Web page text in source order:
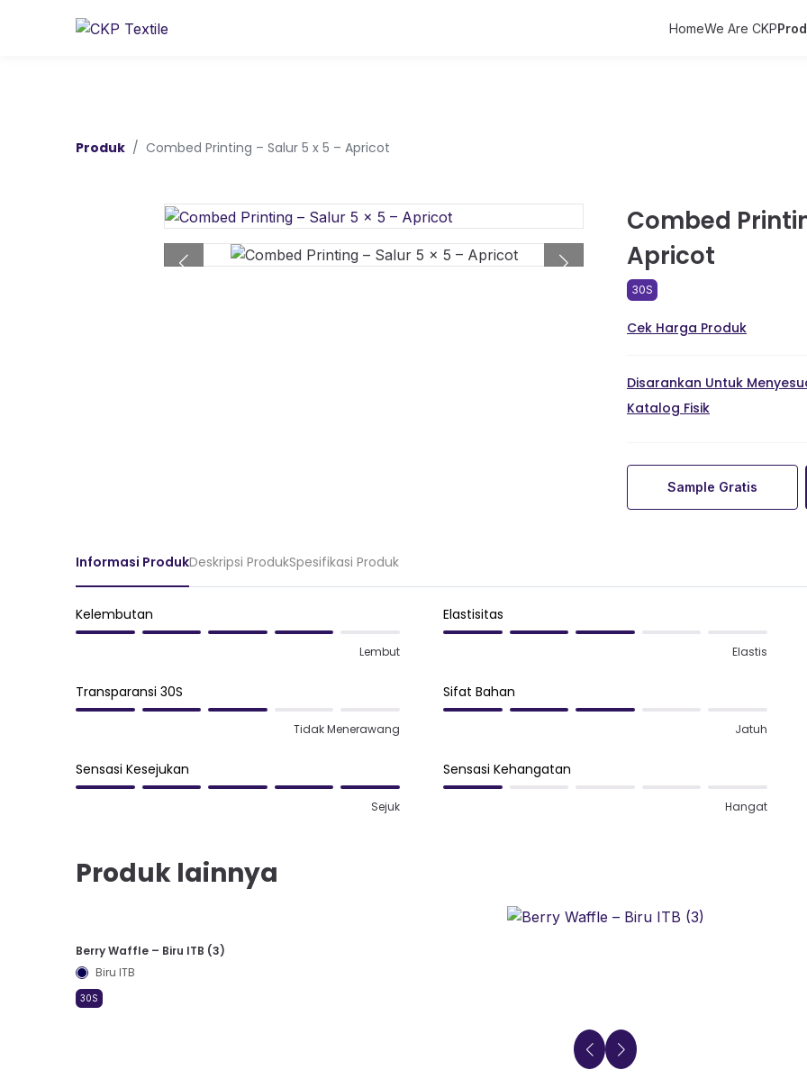
HomeWe Are CKP
Produk Combed Printing – Salur 5 x 5 – Apricot
Combed
Apricot
30S
Cek Harga Produk
Disarankan Untuk
Katalog Fisik
Sample Gratis
Informasi ProdukDeskripsi ProdukSpesifikasi Produk
Kelembutan
Lembut
Elastisitas
Elastis
Transparansi 30S
Tidak Menerawang
Sifat Bahan
Jatuh
Sensasi Kesejukan
Sejuk
Sensasi Kehangatan
Hangat
Produk lainnya
Berry Waffle – Biru ITB (3)
Biru ITB
30S